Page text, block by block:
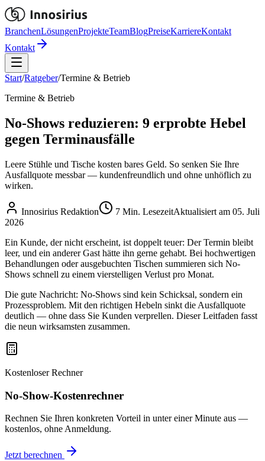
BranchenLösungenProjekteTeamBlogPreiseKarriereKontakt
Kontakt
Start/Ratgeber/Termine & Betrieb
Termine & Betrieb
No-Shows reduzieren: 9 erprobte Hebel
gegen Terminausfälle
Leere Stühle und Tische kosten bares Geld. So senken Sie Ihre
Ausfallquote messbar — kundenfreundlich und ohne unhöflich zu
wirken.
Innosirius Redaktion 7 Min. LesezeitAktualisiert am 05. Juli
2026
Ein Kunde, der nicht erscheint, ist doppelt teuer: Der Termin bleibt
leer, und ein anderer Gast hätte ihn gerne gehabt. Bei hochwertigen
Behandlungen oder ausgebuchten Tischen summieren sich No-
Shows schnell zu einem vierstelligen Verlust pro Monat.
Die gute Nachricht: No-Shows sind kein Schicksal, sondern ein
Prozessproblem. Mit den richtigen Hebeln sinkt die Ausfallquote
deutlich — ohne dass Sie Kunden verprellen. Dieser Leitfaden fasst
die neun wirksamsten zusammen.
Kostenloser Rechner
No-Show-Kostenrechner
Rechnen Sie Ihren konkreten Vorteil in unter einer Minute aus —
kostenlos, ohne Anmeldung.
Jetzt berechnen